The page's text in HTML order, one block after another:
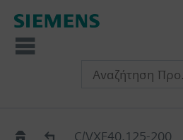
Old2NewC/VXF40.125-200